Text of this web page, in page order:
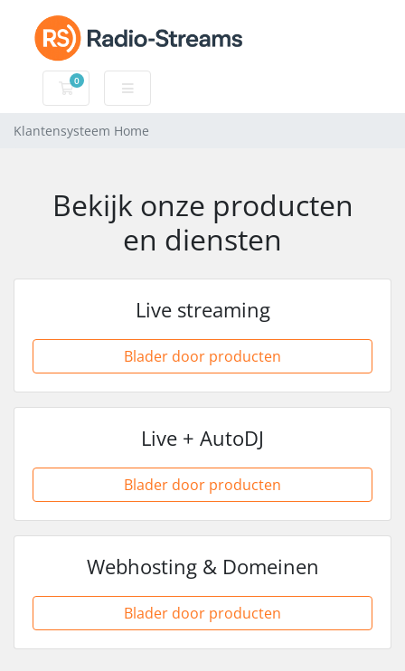
0
Winkelwagen
Klantensysteem Home
Bekijk onze producten
en diensten
Live streaming
Blader door producten
Live + AutoDJ
Blader door producten
Webhosting & Domeinen
Blader door producten